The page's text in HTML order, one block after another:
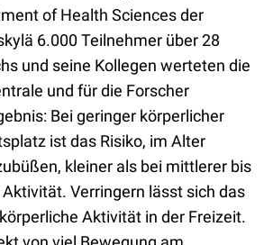
of Health Sciences der
6.000 Teilnehmer über 28
und seine Kollegen werteten die
und für die Forscher
Bei geringer körperlicher
ist das Risiko, im Alter
kleiner als bei mittlerer bis
Verringern lässt sich das
Aktivität in der Freizeit.